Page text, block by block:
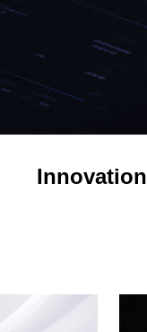
Innovation